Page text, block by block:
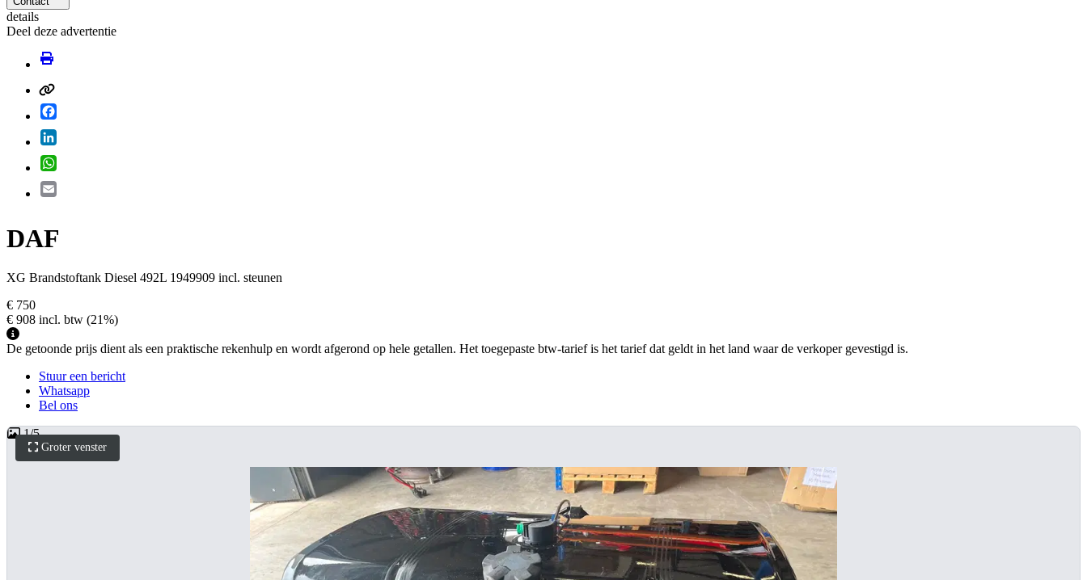
details
Deel deze advertentie
DAF
XG Brandstoftank Diesel 492L 1949909 incl. steunen
€ 750
€ 908 incl. btw (21%)
De getoonde prijs dient als een praktische rekenhulp en wordt afgerond op hele getallen. Het toegepaste btw-tarief is het tarief dat geldt in het land waar de verkoper gevestigd is.
Stuur een bericht
Whatsapp
Bel ons
Groter venster
1/5